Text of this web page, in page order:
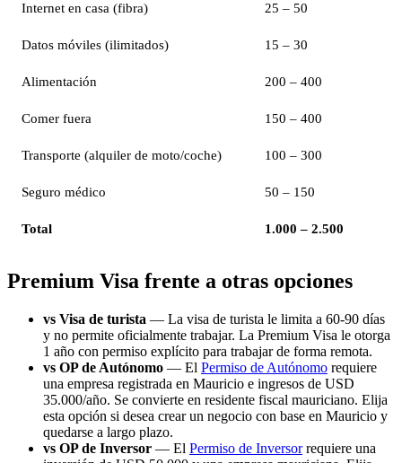
Internet en casa (fibra) 25 – 50
Datos móviles (ilimitados) 15 – 30
Alimentación 200 – 400
Comer fuera 150 – 400
Transporte (alquiler de moto/coche) 100 – 300
Seguro médico 50 – 150
Total 1.000 – 2.500
Premium Visa frente a otras opciones
vs Visa de turista — La visa de turista le limita a 60-90 días
y no permite oficialmente trabajar. La Premium Visa le otorga
1 año con permiso explícito para trabajar de forma remota.
vs OP de Autónomo — El Permiso de Autónomo requiere
una empresa registrada en Mauricio e ingresos de USD
35.000/año. Se convierte en residente fiscal mauriciano. Elija
esta opción si desea crear un negocio con base en Mauricio y
quedarse a largo plazo.
vs OP de Inversor — El Permiso de Inversorrequiere una